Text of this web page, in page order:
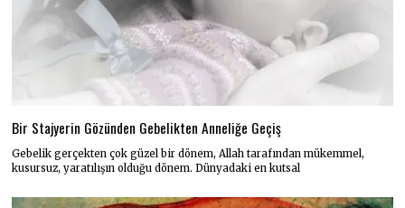
Bir Stajyerin Gözünden Gebelikten Anneliğe Geçiş
Gebelik gerçekten çok güzel bir dönem, Allah tarafından mükemmel,
kusursuz, yaratılışın olduğu dönem. Dünyadaki en kutsal